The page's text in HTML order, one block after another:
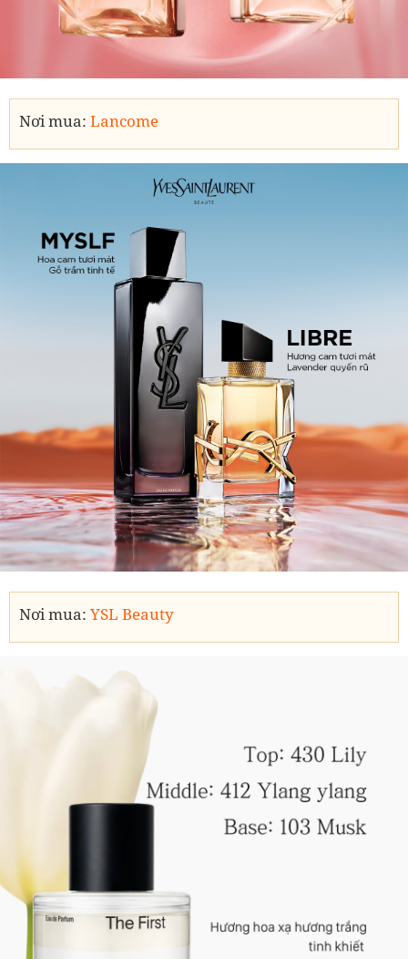
Nơi mua: Lancome
Nơi mua: YSL Beauty